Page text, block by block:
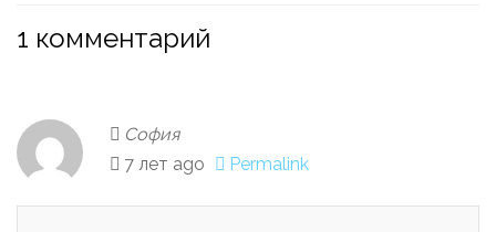
1 комментарий
София
7 лет ago
Permalink